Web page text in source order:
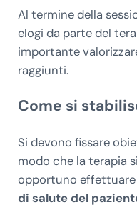
Al termine della
elogi da parte del
importante
raggiunti.
Come si
Si devono fissare
modo che la terapia
opportuno effettuare
di salute del